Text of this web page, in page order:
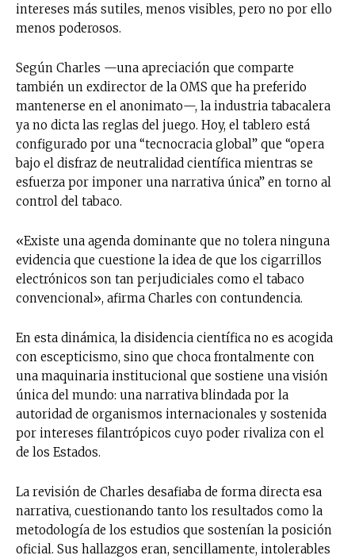
intereses más sutiles, menos visibles, pero no por ello
menos poderosos.
Según Charles —una apreciación que comparte
también un exdirector de la OMS que ha preferido
mantenerse en el anonimato—, la industria tabacalera
ya no dicta las reglas del juego. Hoy, el tablero está
configurado por una “tecnocracia global” que “opera
bajo el disfraz de neutralidad científica mientras se
esfuerza por imponer una narrativa única” en torno al
control del tabaco.
«Existe una agenda dominante que no tolera ninguna
evidencia que cuestione la idea de que los cigarrillos
electrónicos son tan perjudiciales como el tabaco
convencional», afirma Charles con contundencia.
En esta dinámica, la disidencia científica no es acogida
con escepticismo, sino que choca frontalmente con
una maquinaria institucional que sostiene una visión
única del mundo: una narrativa blindada por la
autoridad de organismos internacionales y sostenida
por intereses filantrópicos cuyo poder rivaliza con el
de los Estados.
La revisión de Charles desafiaba de forma directa esa
narrativa, cuestionando tanto los resultados como la
metodología de los estudios que sostenían la posición
oficial. Sus hallazgos eran, sencillamente, intolerables